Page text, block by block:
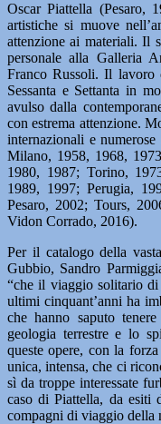
Oscar Piattella (Pesaro,
artistiche si muove
attenzione ai materiali. Il
personale alla Galleria
Franco Russoli. Il lavoro
Sessanta e Settanta in
avulso dalla
con estrema attenzione.
internazionali e
Milano, 1958, 1968,
1980, 1987; Torino,
1989, 1997; Perugia,
Pesaro, 2002; Tours,
Vidon Corrado, 2016).
Per il catalogo della
Gubbio, Sandro
“che il viaggio solitario
ultimi cinquant’anni ha
che hanno saputo
geologia terrestre e lo
queste opere, con la
unica, intensa, che ci
sì da troppe interessate
caso di Piattella, da esiti
compagni di viaggio della